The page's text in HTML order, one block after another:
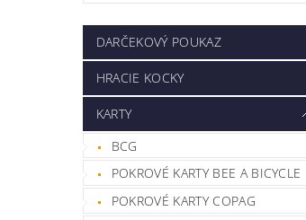
DARČEKOVÝ POUKAZ
HRACIE KOCKY
KARTY
BCG
POKROVÉ KARTY BEE A BICYCLE
POKROVÉ KARTY COPAG